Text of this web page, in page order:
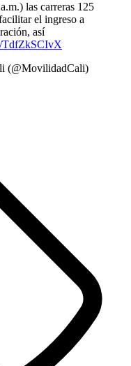
las carreras 125
el ingreso a
así
TdfZkSCIvX
(@MovilidadCali)